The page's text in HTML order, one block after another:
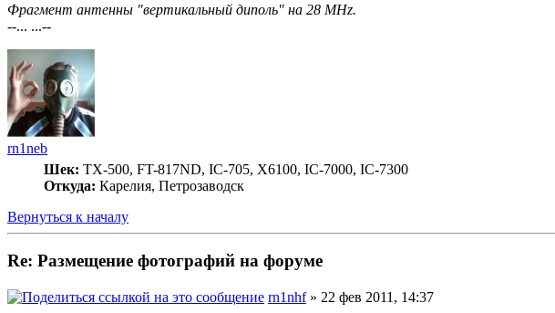
Фрагмент антенны "вертикальный диполь" на 28 MHz.
--... ...--
rn1neb
Шек: TX-500, FT-817ND, IC-705, X6100, IC-7000, IC-7300
Откуда: Карелия, Петрозаводск
Вернуться к началу
Re: Размещение фотографий на форуме
rn1nhf» 22 фев 2011, 14:37